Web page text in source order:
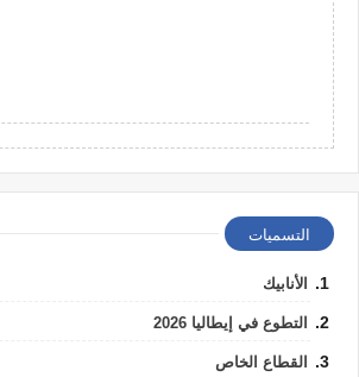
التسميات
الأنابيك
التطوع في إيطاليا 2026
القطاع الخاص